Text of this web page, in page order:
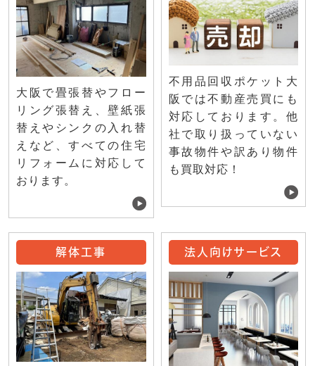
大阪で畳張替やフロー
リング張替え、壁紙張
替えやシンクの入れ替
えなど、すべての住宅
リフォームに対応して
おります。
不用品回収ポケット大
阪では不動産売買にも
対応しております。他
社で取り扱っていない
事故物件や訳あり物件
も買取対応！
解体工事 法人向けサービス